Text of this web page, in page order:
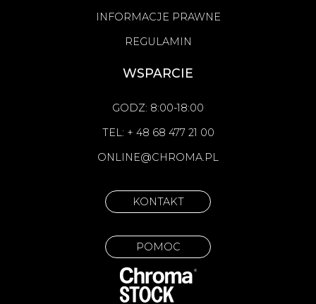
INFORMACJE PRAWNE
REGULAMIN
WSPARCIE
GODZ: 8:00-18:00
TEL: + 48 68 477 21 00
ONLINE@CHROMA.PL
KONTAKT
POMOC